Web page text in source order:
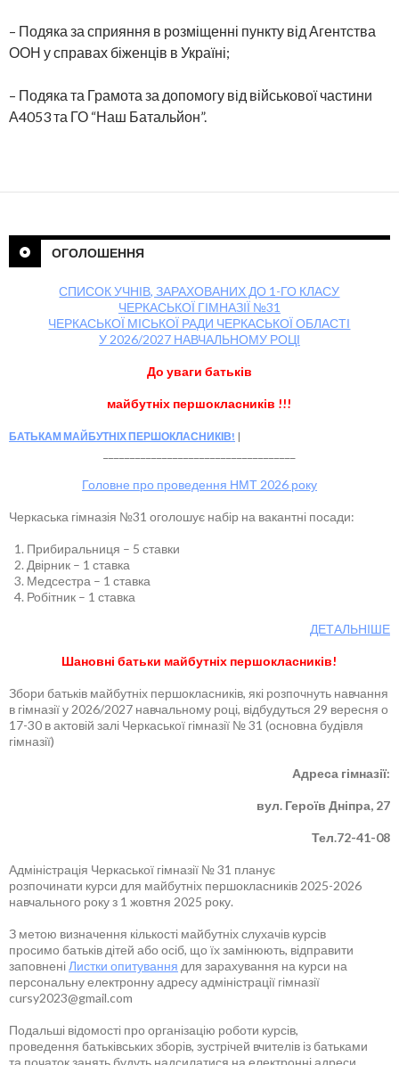
– Подяка за сприяння в розміщенні пункту від Агентства
ООН у справах біженців в Україні;
– Подяка та Грамота за допомогу від військової частини
А4053 та ГО “Наш Батальйон”.
ОГОЛОШЕННЯ
СПИСОК УЧНІВ, ЗАРАХОВАНИХ ДО 1-ГО КЛАСУ
ЧЕРКАСЬКОЇ ГІМНАЗІЇ №31
ЧЕРКАСЬКОЇ МІСЬКОЇ РАДИ ЧЕРКАСЬКОЇ ОБЛАСТІ
У 2026/2027 НАВЧАЛЬНОМУ РОЦІ
До уваги батьків
майбутніх першокласників !!!
БАТЬКАМ МАЙБУТНІХ ПЕРШОКЛАСНИКІВ!
Головне про проведення НМТ 2026 року
Черкаська гімназія №31 оголошує набір на вакантні посади:
Прибиральниця – 5 ставки
Двірник – 1 ставка
Медсестра – 1 ставка
Робітник – 1 ставка
ДЕТАЛЬНІШЕ
Шановні батьки майбутніх першокласників!
Збори батьків майбутніх першокласників, які розпочнуть навчання
в гімназії у 2026/2027 навчальному році, відбудуться 29 вересня о
17-30 в актовій залі Черкаської гімназії № 31 (основна будівля
гімназії)
Адреса гімназії:
вул. Героїв Дніпра, 27
Тел.72-41-08
Адміністрація Черкаської гімназії № 31 планує
розпочинати курси для майбутніх першокласників 2025-2026
навчального року з 1 жовтня 2025 року.
З метою визначення кількості майбутніх слухачів курсів
просимо батьків дітей або осіб, що їх замінюють, відправити
заповнені Листки опитування для зарахування на курси на
персональну електронну адресу адміністрації гімназії
cursy2023@gmail.com
Подальші відомості про організацію роботи курсів,
проведення батьківських зборів, зустрічей вчителів із батьками